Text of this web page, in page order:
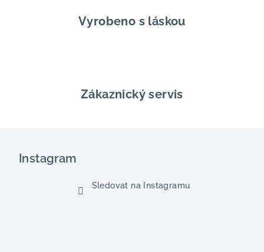
u
Vyrobeno s láskou
Zákaznický servis
Instagram
Sledovat na Instagramu